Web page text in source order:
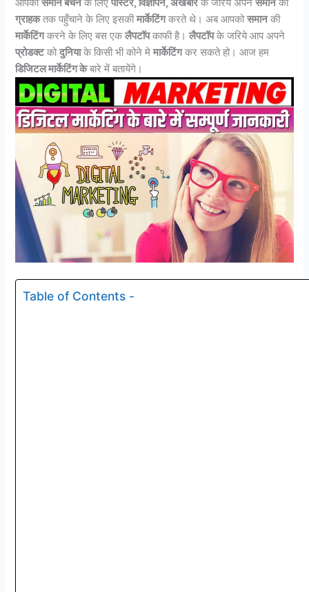
आपकोसमान बेचनेके लिएपोस्टर, विज्ञापन, अखबारके जरिये अपनेसमानको
ग्राहकतक पहुँचाने के लिए इसकीमार्केटिंगकरते थे। अब आपकोसमानकी
मार्केटिंगकरने के लिए बस एकलैपटॉपकाफी है।लैपटॉपके जरिये आप अपने
प्रोडक्टकोदुनियाके किसी भी कोने मेमार्केटिंगकर सकते हो। आज हम
डिजिटल मार्केटिंग केबारे में बतायेंगे।
Table of Contents -